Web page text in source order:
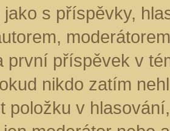
s příspěvky,
první příspěvek v
nikdo zatím
položku v